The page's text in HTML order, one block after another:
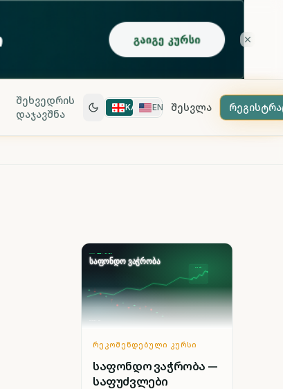
შეხვედრის
დაჯავშნა
KA EN შესვლა
ᲠᲔᲙᲝᲛᲔᲜᲓᲔᲑᲣᲚᲘ ᲙᲣᲠᲡᲘ
საფონდო ვაჭრობა —
საფუძვლები